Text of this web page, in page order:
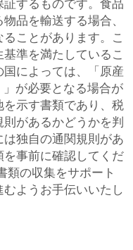
品を輸送する場合、
ことがあります。こ
準を満たしているこ
によっては、「原産
が必要となる場合が
示す書類であり、税
があるかどうかを判
独自の通関規則があ
事前に確認してくだ
類の収集をサポート
ようお手伝いいたし